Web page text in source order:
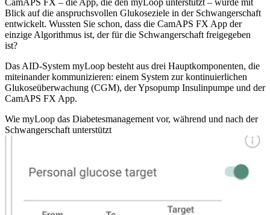
CamAPS FX – die App, die den myLoop unterstützt – wurde mit
Blick auf die anspruchsvollen Glukoseziele in der Schwangerschaft
entwickelt. Wussten Sie schon, dass die CamAPS FX App der
einzige Algorithmus ist, der für die Schwangerschaft freigegeben
ist?
Das AID-System myLoop besteht aus drei Hauptkomponenten, die
miteinander kommunizieren: einem System zur kontinuierlichen
Glukoseüberwachung (CGM), der Ypsopump Insulinpumpe und der
CamAPS FX App.
Wie myLoop das Diabetesmanagement vor, während und nach der
Schwangerschaft unterstützt